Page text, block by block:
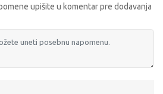
upišite u komentar pre dodavanja